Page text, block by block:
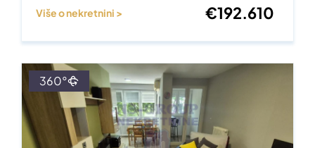
Više o nekretnini > €192.610
360°